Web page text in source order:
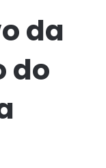
da
do